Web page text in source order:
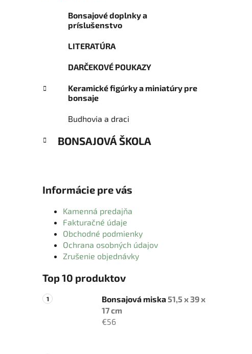
Bonsajové doplnky a
príslušenstvo
LITERATÚRA
DARČEKOVÉ POUKAZY
Keramické figúrky a miniatúry pre
bonsaje
Budhovia a draci
BONSAJOVÁ ŠKOLA
Informácie pre vás
Kamenná predajňa
Fakturačné údaje
Obchodné podmienky
Ochrana osobných údajov
Zrušenie objednávky
Top 10 produktov
Bonsajová miska51,5 x 39 x
17 cm
€56